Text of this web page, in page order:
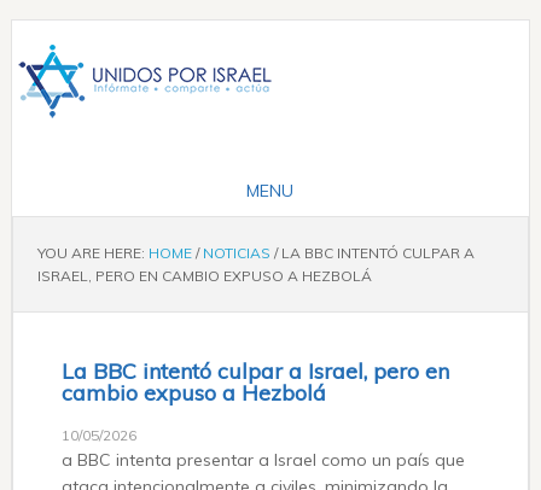
YOU ARE HERE: HOME / NOTICIAS /LA BBC INTENTÓ CULPAR A
ISRAEL, PERO EN CAMBIO EXPUSO A HEZBOLÁ
La BBC intentó culpar a Israel, pero en
cambio expuso a Hezbolá
10/05/2026
a BBC intenta presentar a Israel como un país que